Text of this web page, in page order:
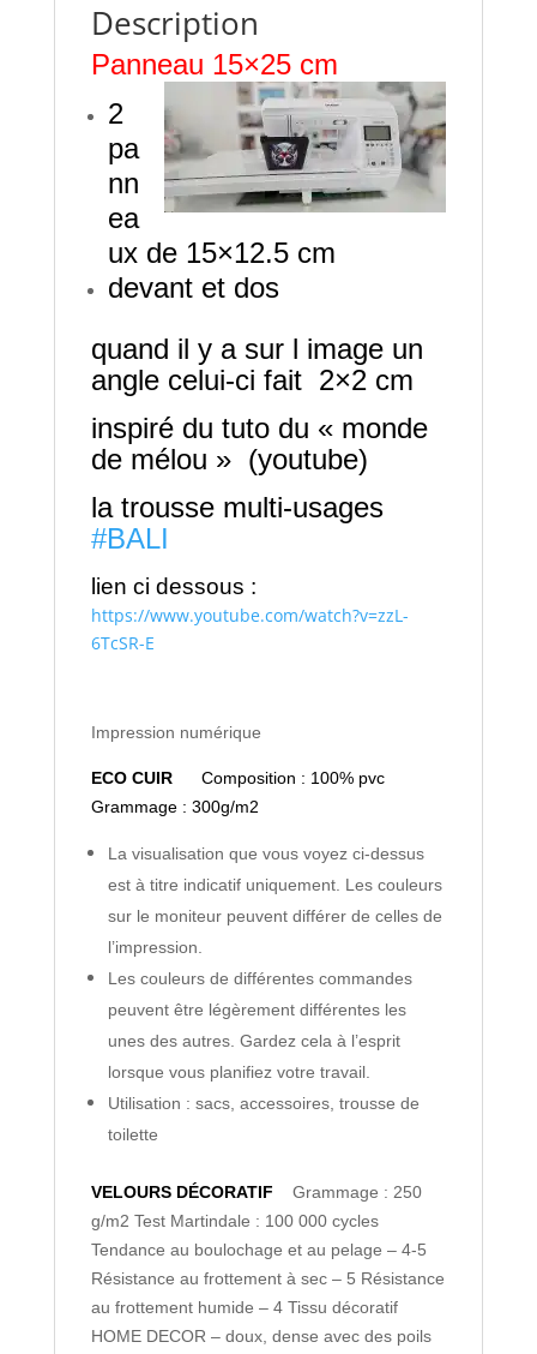
Description
Panneau 15×25 cm
2
pa
nn
ea
ux de 15×12.5 cm
devant et dos
quand il y a sur l image un
angle celui-ci fait 2×2 cm
inspiré du tuto du « monde
de mélou » (youtube)
la trousse multi-usages
#BALI
lien ci dessous :
https://www.youtube.com/watch?v=zzL-
6TcSR-E
Impression numérique
ECO CUIR Composition : 100% pvc
Grammage : 300g/m2
La visualisation que vous voyez ci-dessus
est à titre indicatif uniquement. Les couleurs
sur le moniteur peuvent différer de celles de
l’impression.
Les couleurs de différentes commandes
peuvent être légèrement différentes les
unes des autres. Gardez cela à l’esprit
lorsque vous planifiez votre travail.
Utilisation : sacs, accessoires, trousse de
toilette
VELOURS DÉCORATIF
Grammage : 250
g/m2 Test Martindale : 100 000 cycles
Tendance au boulochage et au pelage – 4-5
Résistance au frottement à sec – 5 Résistance
au frottement humide – 4 Tissu décoratif
HOME DECOR – doux, dense avec des poils